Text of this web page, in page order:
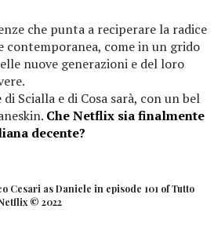
che punta a reciperare la radice
contemporanea, come in un grido
nuove generazioni e del loro
di Scialla e di Cosa sarà, con un bel
Che Netflix sia finalmente
decente?
Cesari as Daniele in episode 101 of Tutto
© 2022